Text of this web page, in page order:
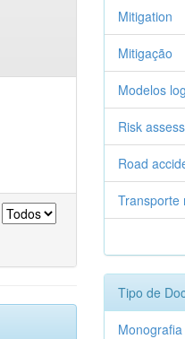
Mitigation
Mitigação
Modelos
Risk
Road
Transporte
Tipo de
Monografia